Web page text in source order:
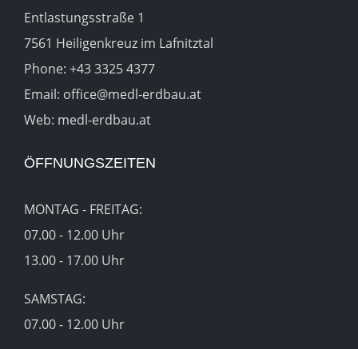
Entlastungsstraße 1
7561 Heiligenkreuz im Lafnitztal
Phone: +43 3325 4377
Email: office@medl-erdbau.at
Web: medl-erdbau.at
ÖFFNUNGSZEITEN
MONTAG - FREITAG:
07.00 - 12.00 Uhr
13.00 - 17.00 Uhr
SAMSTAG:
07.00 - 12.00 Uhr